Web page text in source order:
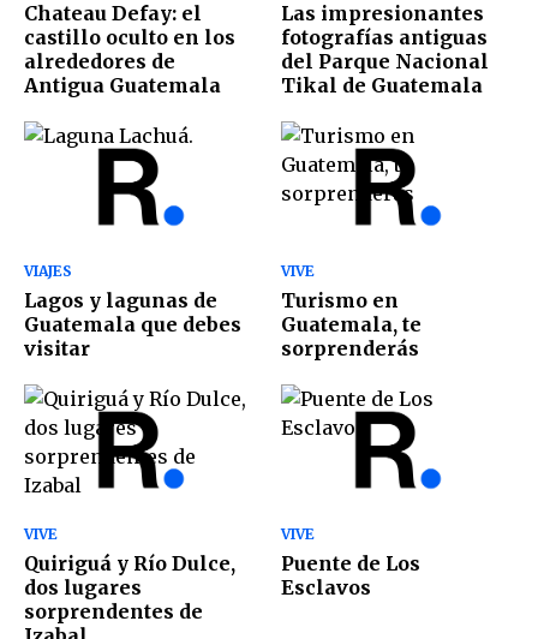
Chateau Defay: el
castillo oculto en los
alrededores de
Antigua Guatemala
Las impresionantes
fotografías antiguas
del Parque Nacional
Tikal de Guatemala
VIAJES
Lagos y lagunas de
Guatemala que debes
visitar
VIVE
Turismo en
Guatemala, te
sorprenderás
VIVE
Quiriguá y Río Dulce,
dos lugares
sorprendentes de
VIVE
Puente de Los
Esclavos